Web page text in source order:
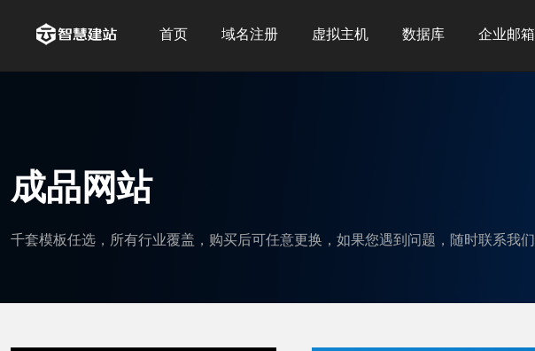
首页 域名注册 虚拟主机 数据库 企业邮箱
成品网站
千套模板任选，所有行业覆盖，购买后可任意更换，如果您遇到问题，随时联系我们